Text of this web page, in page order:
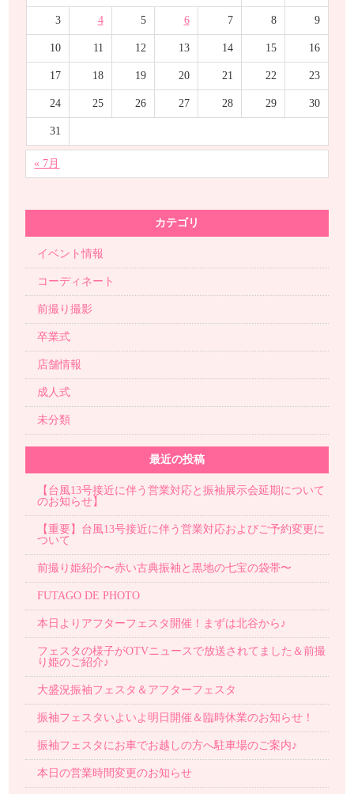
3 4 5 6 7 8 9
10 11 12 13 14 15 16
17 18 19 20 21 22 23
24 25 26 27 28 29 30
31
« 7月
カテゴリ
イベント情報
コーディネート
前撮り撮影
卒業式
店舗情報
成人式
未分類
最近の投稿
【台風13号接近に伴う営業対応と振袖展示会延期について
のお知らせ】
【重要】台風13号接近に伴う営業対応およびご予約変更に
ついて
前撮り姫紹介〜赤い古典振袖と黒地の七宝の袋帯〜
FUTAGO DE PHOTO
本日よりアフターフェスタ開催！まずは北谷から♪
フェスタの様子がOTVニュースで放送されてました＆前撮
り姫のご紹介♪
大盛況振袖フェスタ＆アフターフェスタ
振袖フェスタいよいよ明日開催＆臨時休業のお知らせ！
振袖フェスタにお車でお越しの方へ駐車場のご案内♪
本日の営業時間変更のお知らせ